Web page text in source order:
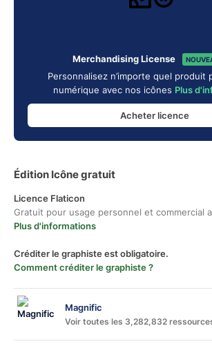
Merchandising License
Personnalisez n’importe quel produit
numérique avec nos icônes Plus
Acheter licence
Édition Icône gratuit
Licence Flaticon
Gratuit pour usage personnel et commercial
Plus d'informations
Créditer le graphiste est obligatoire.
Comment créditer le graphiste ?
Magnific
Voir toutes les 3,282,832